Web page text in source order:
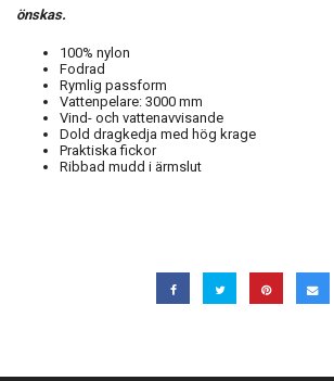
önskas.
100% nylon
Fodrad
Rymlig passform
Vattenpelare: 3000 mm
Vind- och vattenavvisande
Dold dragkedja med hög krage
Praktiska fickor
Ribbad mudd i ärmslut